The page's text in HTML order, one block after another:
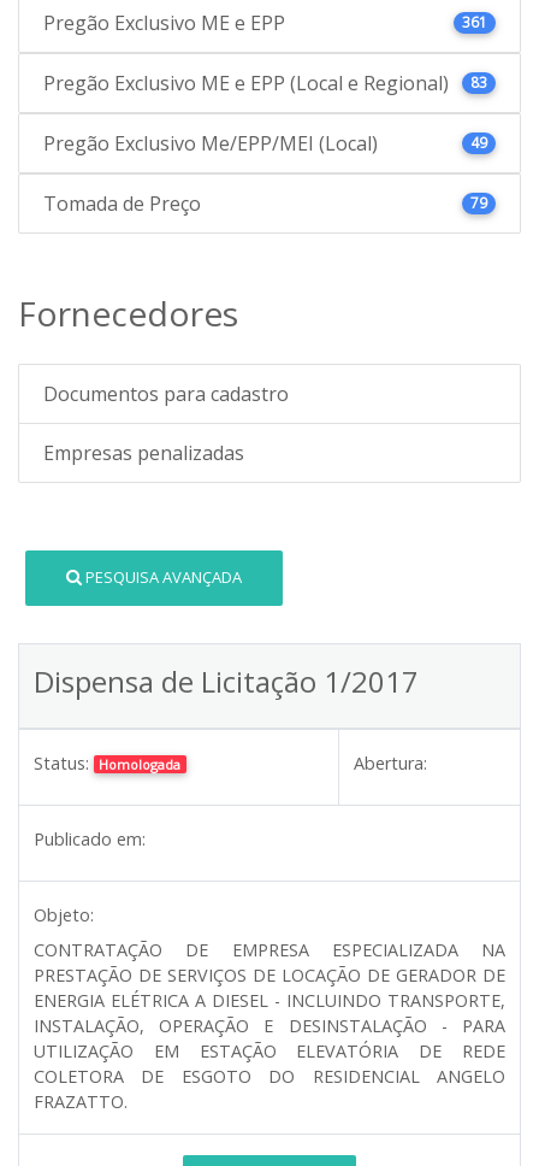
Pregão Exclusivo ME e EPP 361
Pregão Exclusivo ME e EPP (Local e Regional) 83
Pregão Exclusivo Me/EPP/MEI (Local) 49
Tomada de Preço 79
Fornecedores
Documentos para cadastro
Empresas penalizadas
PESQUISA AVANÇADA
Dispensa de Licitação 1/2017
Status: Homologada Abertura:
Publicado em:
Objeto:
CONTRATAÇÃO DE EMPRESA ESPECIALIZADA NA
PRESTAÇÃO DE SERVIÇOS DE LOCAÇÃO DE GERADOR DE
ENERGIA ELÉTRICA A DIESEL - INCLUINDO TRANSPORTE,
INSTALAÇÃO, OPERAÇÃO E DESINSTALAÇÃO - PARA
UTILIZAÇÃO EM ESTAÇÃO ELEVATÓRIA DE REDE
COLETORA DE ESGOTO DO RESIDENCIAL ANGELO
FRAZATTO.